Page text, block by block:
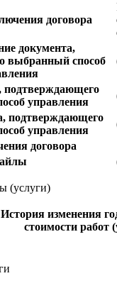
договора
документа,
выбранный способ
подтверждающего
управления
подтверждающего
управления
договора
(услуги)
История изменения
стоимости работ